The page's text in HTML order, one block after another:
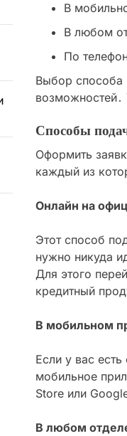
В
В любом
По
Выбор способа
возможностей․
Способы
Оформить
каждый из
Онлайн на
Этот способ
нужно никуда
Для этого
кредитный
В мобильном
Если у вас
мобильное
Store или
В любом